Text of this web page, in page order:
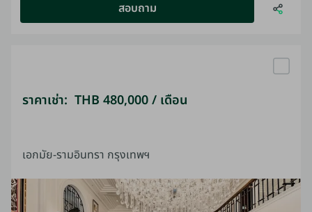
สอบถาม
ราคาเช่า: THB 480,000 / เดือน
เอกมัย-รามอินทรา กรุงเทพฯ